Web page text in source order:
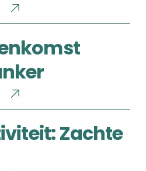
Zachte